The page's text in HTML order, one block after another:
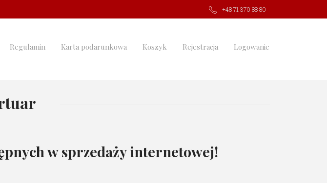
+48 71 370 88 80
Regulamin Karta podarunkowa Koszyk Rejestracja Logowanie
w sprzedaży internetowej!